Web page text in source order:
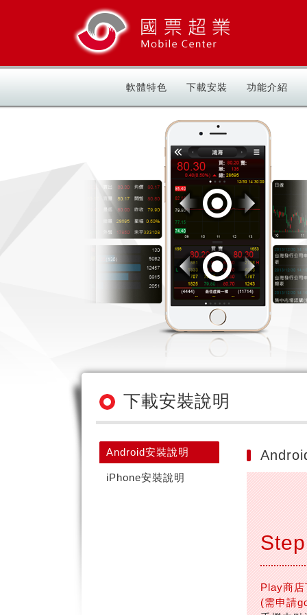
軟體特色 下載安裝 功能介紹
下載安裝說明
Android安裝說明
iPhone安裝說明
Play商店
(需申請